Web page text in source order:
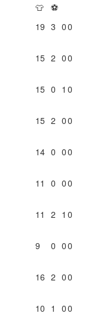
👕 ⚽
19 3 00
15 2 00
15 0 1 0
15 2 00
14 0 00
11 0 00
11 2 1 0
9 0 00
16 2 00
10 1 00